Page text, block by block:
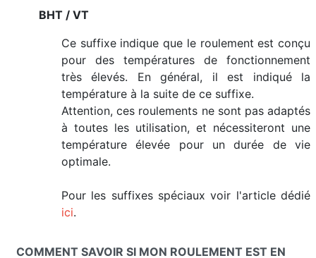
BHT / VT
Ce suffixe indique que le roulement est conçu
pour des températures de fonctionnement
très élevés. En général, il est indiqué la
température à la suite de ce suffixe.
Attention, ces roulements ne sont pas adaptés
à toutes les utilisation, et nécessiteront une
température élevée pour un durée de vie
optimale.
Pour les suffixes spéciaux voir l'article dédié
ici.
COMMENT SAVOIR SI MON ROULEMENT EST EN